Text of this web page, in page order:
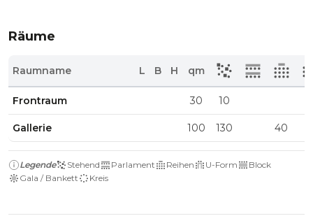
Räume
Raumname L B H qm
Frontraum 30 10
Gallerie 100 130 40
Legende Stehend Parlament Reihen U-Form
Block
Gala / Bankett
Kreis